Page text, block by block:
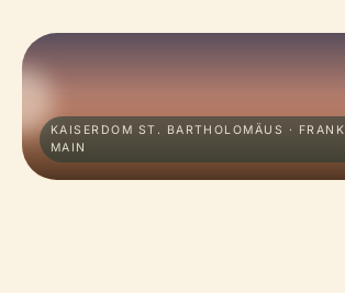
KAISERDOM ST. BARTHOLOMÄUS ·
MAIN